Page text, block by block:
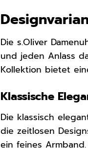
Die s.Oliver
und jeden Anlass
Kollektion bietet
Klassische
Die klassisch
die zeitlosen
ein feines